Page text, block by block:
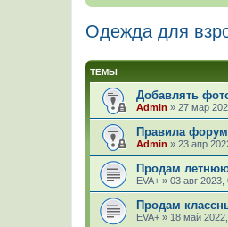
Одежда для
ТЕМЫ
Добавлять
Admin » 27 мар
Правила
Admin » 23 апр
Продам
EVA+ » 03 авг 2023,
Продам
EVA+ » 18 май 2022,